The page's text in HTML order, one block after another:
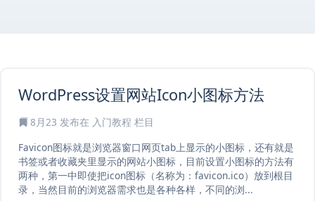
WordPress设置网站Icon小图标方法
8月23 发布在 入门教程 栏目
Favicon图标就是浏览器窗口网页tab上显示的小图标，还有就是
书签或者收藏夹里显示的网站小图标，目前设置小图标的方法有
两种，第一中即使把icon图标（名称为：favicon.ico）放到根目
录，当然目前的浏览器需求也是各种各样，不同的浏...